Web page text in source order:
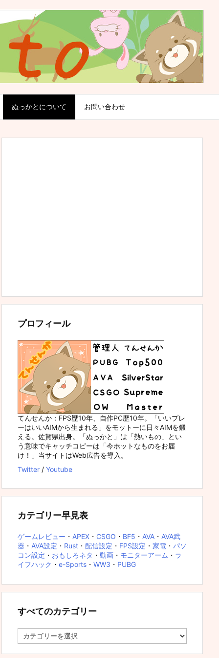
ぬっかとについて お問い合わせ
プロフィール
てんせんか：FPS歴10年、自作PC歴10年。「いいプレ
ーはいいAIMから生まれる」をモットーに日々AIMを鍛
える。佐賀県出身。「ぬっかと」は「熱いもの」とい
う意味でキャッチコピーは「今ホットなものをお届
け！」当サイトはWeb広告を導入。
Twitter / Youtube
カテゴリー早見表
ゲームレビュー ・ APEX ・ CSGO ・ BF5 ・ AVA ・ AVA武
器 ・ AVA設定 ・ Rust ・ 配信設定 ・ FPS設定 ・ 家電 ・ パソ
コン設定 ・ おもしろネタ ・ 動画 ・ モニターアーム ・ ラ
イフハック ・ e-Sports ・ WW3 ・ PUBG
すべてのカテゴリー
べ